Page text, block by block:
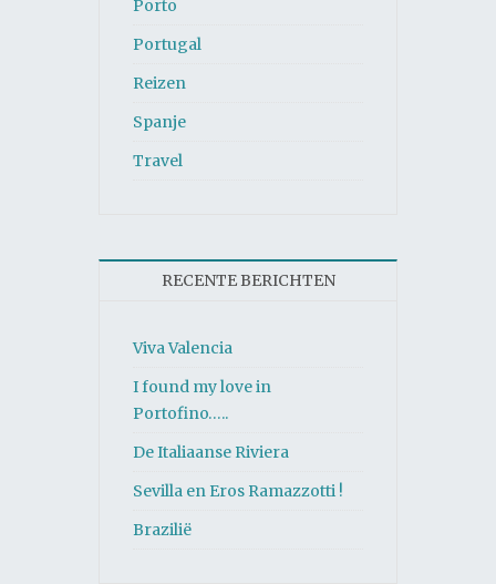
Porto
Portugal
Reizen
Spanje
Travel
RECENTE BERICHTEN
Viva Valencia
I found my love in
Portofino…..
De Italiaanse Riviera
Sevilla en Eros Ramazzotti !
Brazilië